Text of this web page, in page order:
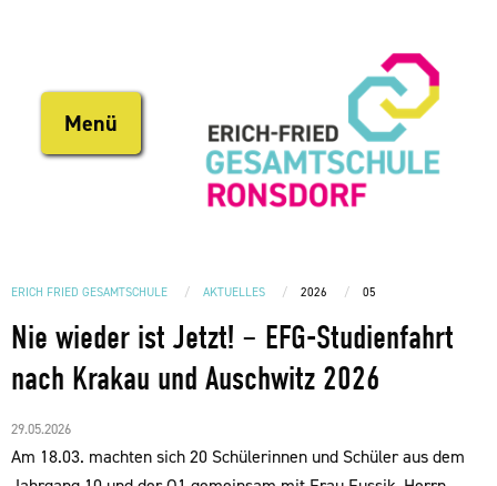
Inhalt
Menü
ERICH FRIED GESAMTSCHULE AKTUELLES 2026 05
Nie wieder ist Jetzt! – EFG-Studienfahrt
nach Krakau und Auschwitz 2026
29.05.2026
Am 18.03. machten sich 20 Schülerinnen und Schüler aus dem